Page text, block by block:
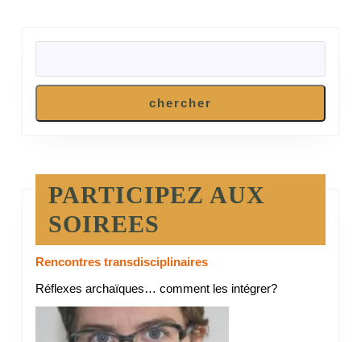
chercher
PARTICIPEZ AUX
SOIREES
Rencontres transdisciplinaires
Réflexes archaïques… comment les intégrer?